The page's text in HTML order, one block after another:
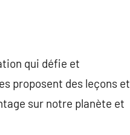
qui défie et
proposent des leçons et
sur notre planète et